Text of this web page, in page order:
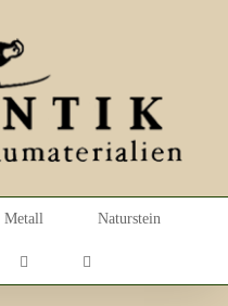
Metall Naturstein